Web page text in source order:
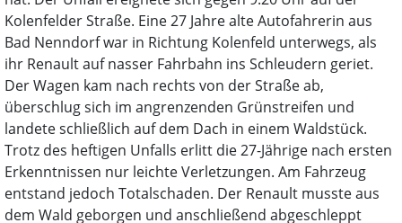
Kolenfelder Straße. Eine 27 Jahre alte Autofahrerin aus
Bad Nenndorf war in Richtung Kolenfeld unterwegs, als
ihr Renault auf nasser Fahrbahn ins Schleudern geriet.
Der Wagen kam nach rechts von der Straße ab,
überschlug sich im angrenzenden Grünstreifen und
landete schließlich auf dem Dach in einem Waldstück.
Trotz des heftigen Unfalls erlitt die 27-Jährige nach ersten
Erkenntnissen nur leichte Verletzungen. Am Fahrzeug
entstand jedoch Totalschaden. Der Renault musste aus
dem Wald geborgen und anschließend abgeschleppt